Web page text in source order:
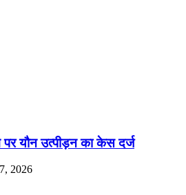
पर यौन उत्पीड़न का केस दर्ज
2026